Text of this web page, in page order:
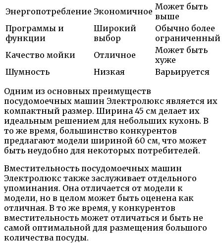
Энергопотребление Экономичное Может быть
выше
Программы и
функции
Широкий
выбор
Обычно более
ограниченный
Качество мойки
Отличное
Может быть
хуже
Шумность
Низкая
Варьируется
Одним из основных преимуществ
посудомоечных машин Электролюкс является их
компактный размер. Ширина 45 см делает их
идеальным решением для небольших кухонь. В
то же время, большинство конкурентов
предлагают модели шириной 60 см, что может
быть неудобно для некоторых потребителей.
Вместительность посудомоечных машин
Электролюкс также заслуживает отдельного
упоминания. Она отличается от модели к
модели, но в целом может быть оценена как
отличная. В то же время, у конкурентов
вместительность может отличаться и быть не
самой оптимальной для размещения большого
количества посуды.